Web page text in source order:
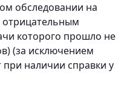
обследовании на
которого прошло не
(за исключением
при наличии справки у